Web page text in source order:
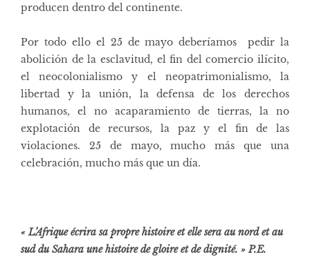
producen dentro del continente.
Por todo ello el 25 de mayo deberíamos pedir la
abolición de la esclavitud, el fin del comercio ilícito,
el neocolonialismo y el neopatrimonialismo, la
libertad y la unión, la defensa de los derechos
humanos, el no acaparamiento de tierras, la no
explotación de recursos, la paz y el fin de las
violaciones. 25 de mayo, mucho más que una
celebración, mucho más que un día.
« L’Afrique écrira sa propre histoire et elle sera au nord et au
sud du Sahara une histoire de gloire et de dignité. » P.E.